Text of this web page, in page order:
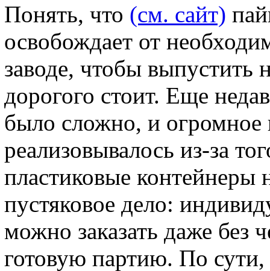
Понять, что (см. сайт)
освобождает от
заводе, чтобы
дорогого стоит. Еще
было сложно, и огромное
реализовывалось из-за
пластиковые контейнеры
пустяковое дело:
можно заказать даже без
готовую партию. По сути,